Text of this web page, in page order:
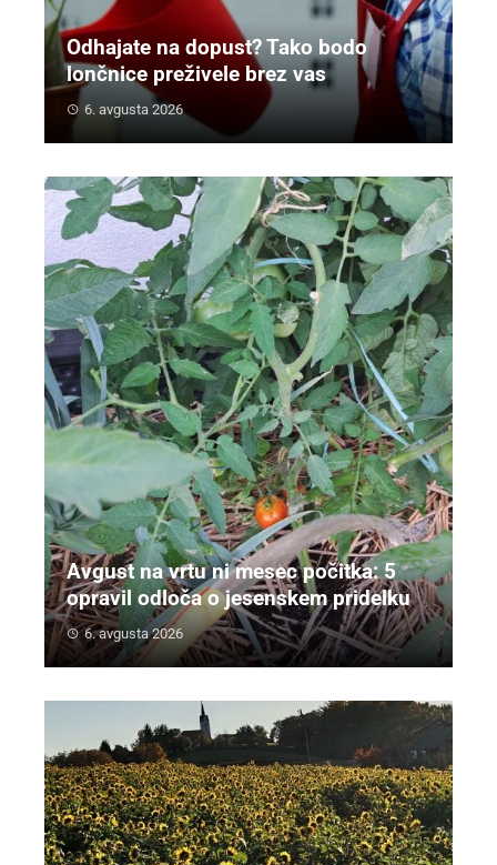
Odhajate na dopust? Tako bodo
lončnice preživele brez vas
6. avgusta 2026
Avgust na vrtu ni mesec počitka: 5
opravil odloča o jesenskem pridelku
6. avgusta 2026